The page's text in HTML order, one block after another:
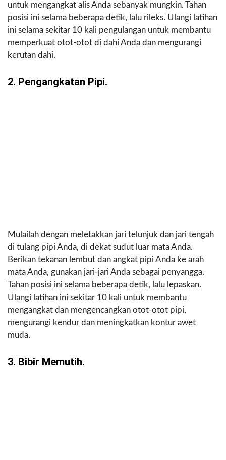
untuk mengangkat alis Anda sebanyak mungkin. Tahan
posisi ini selama beberapa detik, lalu rileks. Ulangi latihan
ini selama sekitar 10 kali pengulangan untuk membantu
memperkuat otot-otot di dahi Anda dan mengurangi
kerutan dahi.
2. Pengangkatan Pipi.
Mulailah dengan meletakkan jari telunjuk dan jari tengah
di tulang pipi Anda, di dekat sudut luar mata Anda.
Berikan tekanan lembut dan angkat pipi Anda ke arah
mata Anda, gunakan jari-jari Anda sebagai penyangga.
Tahan posisi ini selama beberapa detik, lalu lepaskan.
Ulangi latihan ini sekitar 10 kali untuk membantu
mengangkat dan mengencangkan otot-otot pipi,
mengurangi kendur dan meningkatkan kontur awet
muda.
3. Bibir Memutih.